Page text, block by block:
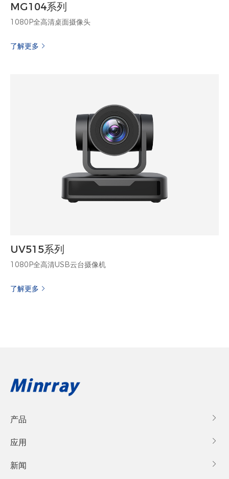
MG104系列
1080P全高清桌面摄像头
了解更多
UV515系列
1080P全高清USB云台摄像机
了解更多
产品 
应用 
新闻 